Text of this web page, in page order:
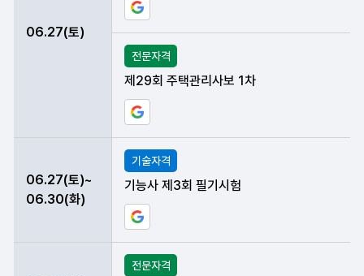
06.27(토)
구글 일정에 현재 데이터 등록하기
전문자격
제29회 주택관리사보 1차
구글 일정에 현재 데이터 등록하기
06.27(토)~
06.30(화)
기술자격
기능사 제3회 필기시험
구글 일정에 현재 데이터 등록하기
전문자격